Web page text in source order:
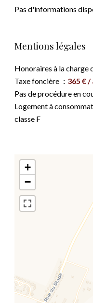
Pas d'informations
Mentions légales
Honoraires à la charge
Taxe foncière
365 € /
Pas de procédure en
Logement à
classe F
+
−